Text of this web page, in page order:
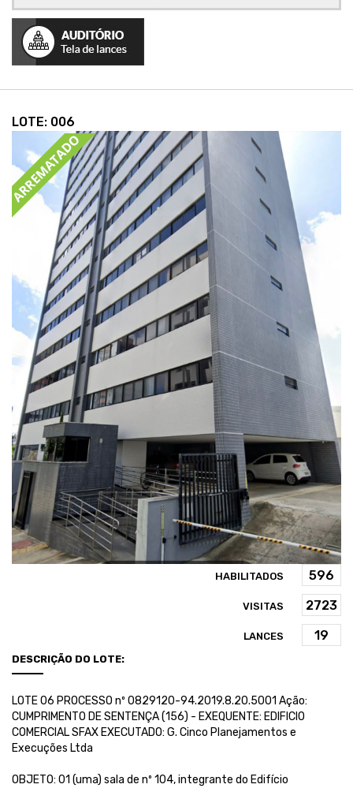
LOTE: 006
HABILITADOS
VISITAS
LANCES
DESCRIÇÃO DO LOTE:
LOTE 06 PROCESSO nº 0829120-94.2019.8.20.5001 Ação:
CUMPRIMENTO DE SENTENÇA (156) - EXEQUENTE: EDIFICIO
COMERCIAL SFAX EXECUTADO: G. Cinco Planejamentos e
Execuções Ltda
OBJETO: 01 (uma) sala de nº 104, integrante do Edifício